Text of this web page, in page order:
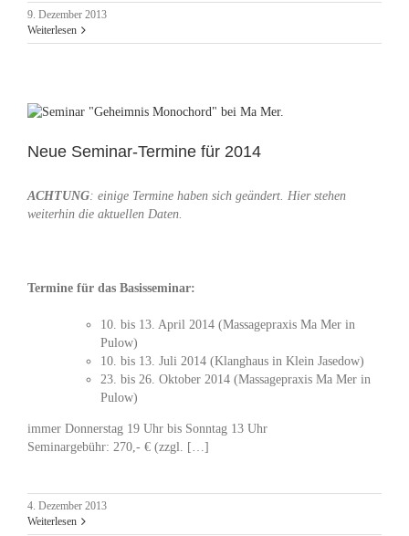
9. Dezember 2013
Weiterlesen
Neue Seminar-Termine für 2014
ACHTUNG: einige Termine haben sich geändert. Hier stehen
weiterhin die aktuellen Daten.
Termine für das Basisseminar:
10. bis 13. April 2014 (Massagepraxis Ma Mer in
Pulow)
10. bis 13. Juli 2014 (Klanghaus in Klein Jasedow)
23. bis 26. Oktober 2014 (Massagepraxis Ma Mer in
Pulow)
immer Donnerstag 19 Uhr bis Sonntag 13 Uhr
Seminargebühr: 270,- € (zzgl. […]
4. Dezember 2013
Weiterlesen